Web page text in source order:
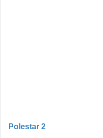
Polestar 2